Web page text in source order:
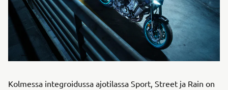
Kolmessa integroidussa ajotilassa Sport, Street ja Rain on